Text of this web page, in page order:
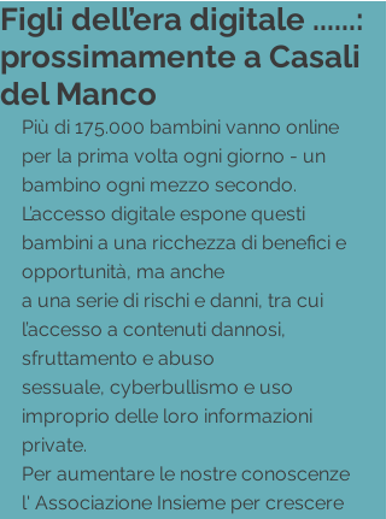
Figli dell’era digitale ......:
prossimamente a Casali
del Manco
Più di 175.000 bambini vanno online
per la prima volta ogni giorno - un
bambino ogni mezzo secondo.
L’accesso digitale espone questi
bambini a una ricchezza di benefici e
opportunità, ma anche
a una serie di rischi e danni, tra cui
l’accesso a contenuti dannosi,
sfruttamento e abuso
sessuale, cyberbullismo e uso
improprio delle loro informazioni
private.
Per aumentare le nostre conoscenze
l' Associazione Insieme per crescere